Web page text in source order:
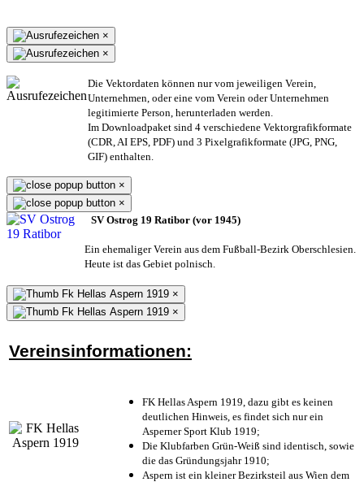
×
×
Die Vektordaten können nur vom jeweiligen Verein,
Unternehmen, oder eine vom Verein oder Unternehmen
legitimierte Person, herunterladen werden.
Im Downloadpaket sind 4 verschiedene Vektorgrafikformate
(CDR, AI EPS, PDF) und 3 Pixelgrafikformate (JPG, PNG,
GIF) enthalten.
×
×
SV Ostrog 19 Ratibor (vor 1945)
Ein ehemaliger Verein aus dem Fußball-Bezirk Oberschlesien.
Heute ist das Gebiet polnisch.
×
×
Vereinsinformationen:
FK Hellas Aspern 1919, dazu gibt es keinen
deutlichen Hinweis, es findet sich nur ein
Asperner Sport Klub 1919;
Die Klubfarben Grün-Weiß sind identisch, sowie
die das Gründungsjahr 1910;
Aspern ist ein kleiner Bezirksteil aus Wien dem